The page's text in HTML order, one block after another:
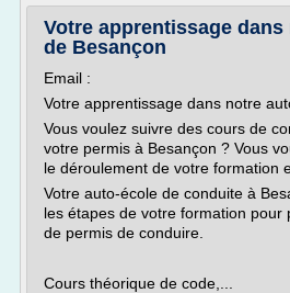
Votre apprentissage
de Besançon
Email :
Votre apprentissage dans notre
Vous voulez suivre des cours de
votre permis à Besançon ? Vous
le déroulement de votre formation
Votre auto-école de conduite à
les étapes de votre formation pour
de permis de conduire.
Cours théorique de code,...